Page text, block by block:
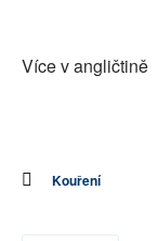
Více v angličtině
Kouření